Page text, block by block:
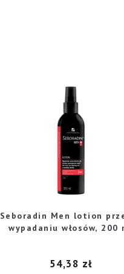
Seboradin Men lotion
wypadaniu włosów, 200
54,38 zł